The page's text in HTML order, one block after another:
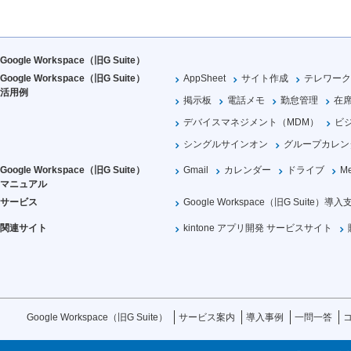
Google Workspace（旧G Suite）
Google Workspace（旧G Suite）
活用例
AppSheet サイト作成
テレワーク
掲示板
電話メモ 勤怠管理
在
デバイスマネジメント（MDM）
ビ
シングルサインオン
グループカレ
Google Workspace（旧G Suite）
マニュアル
Gmail カレンダー ドライブ
サービス Google Workspace（旧G Suite）導入
関連サイト kintone アプリ開発 サービスサイト
Google Workspace（旧G Suite） サービス案内 導入事例 一問一答